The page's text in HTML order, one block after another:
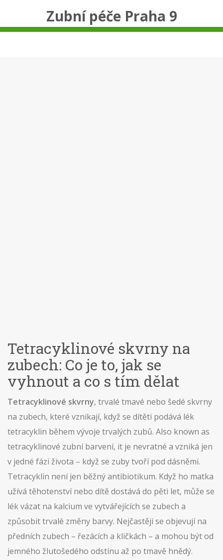
Zubní péče Praha 9
Tetracyklinové skvrny na
zubech: Co je to, jak se
vyhnout a co s tím dělat
Tetracyklinové skvrny, trvalé tmavé nebo šedé skvrny
na zubech, které vznikají, když se dítěti podává lék
tetracyklin během vývoje trvalých zubů. Also known as
tetracyklinové zubní barvení, it je nevratné a vzniká jen
v jedné fázi života – když se zuby tvoří pod dásněmi.
Tetracyklin není jen běžný antibiotikum. Když ho matka
užívá těhotenství nebo dítě dostává do pěti let, může se
lék vázat na kalcium ve vytvářejících se zubech a
způsobit trvalé změny barvy. Nejčastěji se objevují na
předních zubech – řezácích a kličkách – a mohou být od
jemného žlutošedého odstínu až po tmavě hnědý.